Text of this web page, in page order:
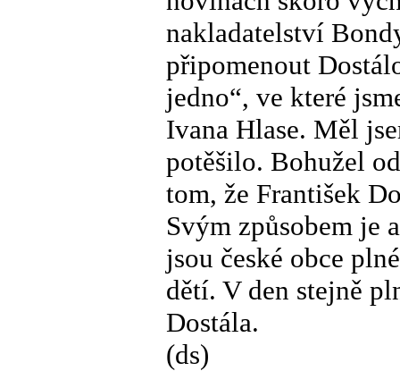
nakladatelství
připomenout
jedno“, ve které
Ivana Hlase. Měl
potěšilo. Bohužel
tom, že František
Svým způsobem je
jsou české obce
dětí. V den stejně
Dostála.
(ds)